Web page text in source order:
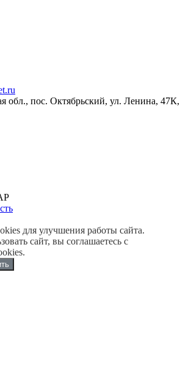
обл., пос. Октябрьский, ул. Ленина, 47К,
для улучшения работы сайта.
сайт, вы соглашаетесь с